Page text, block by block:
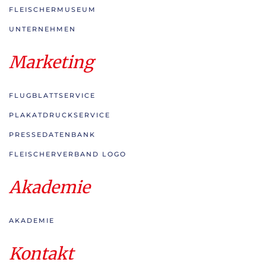
FLEISCHERMUSEUM
UNTERNEHMEN
Marketing
FLUGBLATTSERVICE
PLAKATDRUCKSERVICE
PRESSEDATENBANK
FLEISCHERVERBAND LOGO
Akademie
AKADEMIE
Kontakt